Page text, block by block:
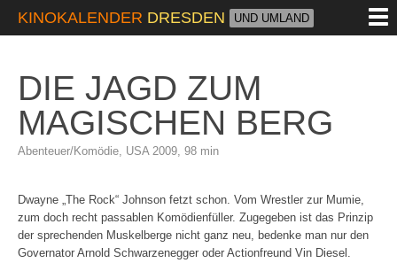
KINOKALENDER DRESDEN UND UMLAND
DIE JAGD ZUM
MAGISCHEN BERG
Abenteuer/Komödie, USA 2009, 98 min
Dwayne „The Rock“ Johnson fetzt schon. Vom Wrestler zur Mumie,
zum doch recht passablen Komödienfüller. Zugegeben ist das Prinzip
der sprechenden Muskelberge nicht ganz neu, bedenke man nur den
Governator Arnold Schwarzenegger oder Actionfreund Vin Diesel.